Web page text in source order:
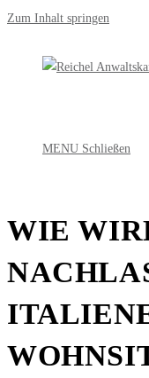
Zum Inhalt springen
MENU Schließen
WIE